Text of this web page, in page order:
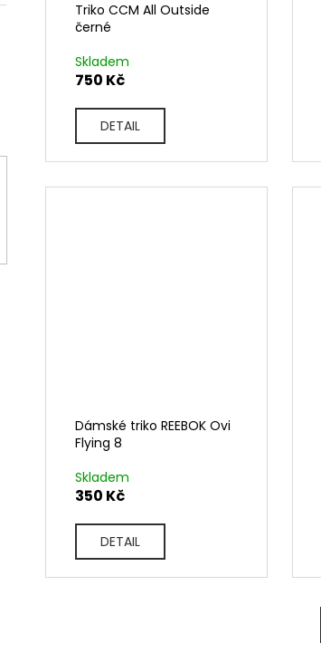
Triko CCM All Outside
černé
Skladem
750 Kč
DETAIL
Dámské triko REEBOK Ovi
Flying 8
Skladem
350 Kč
DETAIL